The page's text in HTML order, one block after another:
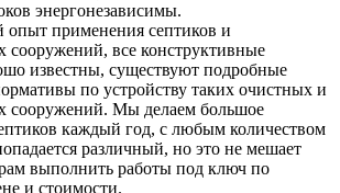
энергонезависимы.
опыт применения септиков и
все конструктивные
известны, существуют подробные
по устройству таких очистных и
сооружений. Мы делаем большое
каждый год, с любым количеством
различный, но это не мешает
выполнить работы под ключ по
и стоимости.